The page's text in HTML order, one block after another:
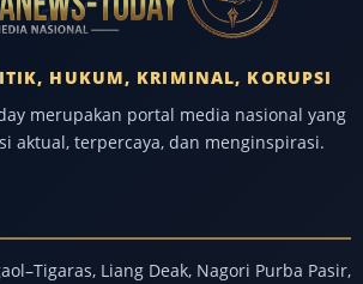
HUKUM, KRIMINAL, KORUPSI
merupakan portal media nasional yang
aktual, terpercaya, dan menginspirasi.
Liang Deak, Nagori Purba Pasir,